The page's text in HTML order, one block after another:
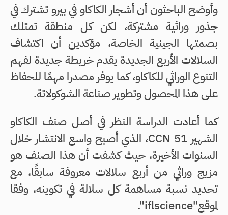
وأوضح الباحثون أن أشجار الكاكاو في بيرو تشترك في
جذور وراثية مشتركة، لكن كل منطقة تمتلك
بصمتها الجينية الخاصة، مؤكدين أن اكتشاف
السلالات الأربع الجديدة يقدم خريطة جديدة لفهم
التنوع الوراثي للكاكاو، كما يوفر مصدرا مهمًا للحفاظ
على هذا المحصول وتطوير صناعة الشوكولاتة.
كما أعادت الدراسة النظر في أصل صنف الكاكاو
الشهير CCN 51، الذي أصبح واسع الانتشار خلال
السنوات الأخيرة، حيث كشفت أن هذا الصنف هو
مزيج وراثي من أربع سلالات معروفة سابقًا، مع
تحديد نسبة مساهمة كل سلالة في تكوينه، وفقا
لموقع"iflscience".